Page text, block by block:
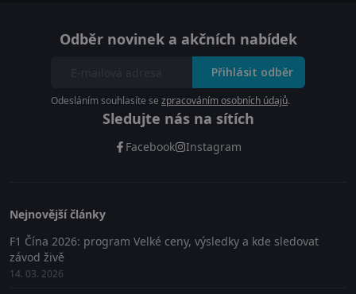
Odběr novinek a akčních nabídek
Přihlásit odběr
Odesláním souhlasíte se zpracováním osobních údajů.
Sledujte nás na sítích
Facebook Instagram
Nejnovější články
F1 Čína 2026: program Velké ceny, výsledky a kde sledovat
závod živě
14. 03. 2026